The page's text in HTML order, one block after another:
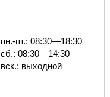
пн.-пт.: 08:30—18:30
сб.: 08:30—14:30
вск.: выходной